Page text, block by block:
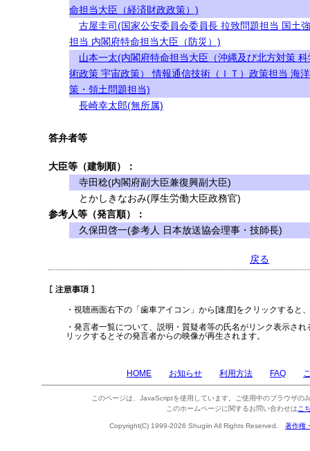
命担当大臣（経済財政政策）)
古屋圭司(国家公安委員会委員長 拉致問題担当 国土
担当 内閣府特命担当大臣（防災）)
山本一太(内閣府特命担当大臣（沖縄及び北方対策 科
術政策 宇宙政策） 情報通信技術（ＩＴ）政策担当 海
策・領土問題担当)
長崎幸太郎(無所属)
答弁者等
大臣等（建制順）：
寺田稔(内閣府副大臣兼復興副大臣)
とかしきなおみ(厚生労働大臣政務官)
参考人等（発言順）：
久保田啓一(参考人 日本放送協会理事・技師長)
戻る
・視聴画面右下の「歯車アイコン」から[速度]をクリックすると
・発言者一覧について、説明・質疑者等の氏名がリンク表示さ
リックするとその発言者からの映像が再生されます。
HOME お知らせ 利用方法 FAQ
このページは、JavaScriptを使用しています。ご使用中のブラウザの
このホームページに関するお問い合わせは こ
Copyright(C) 1999-2026 Shugiin All Rights Reserved. 著作権